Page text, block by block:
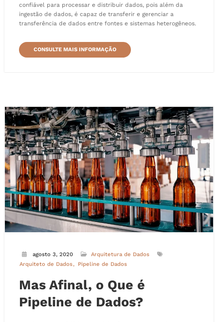
confiável para processar e distribuir dados, pois além da
ingestão de dados, é capaz de transferir e gerenciar a
transferência de dados entre fontes e sistemas heterogêneos.
CONSULTE MAIS INFORMAÇÃO
agosto 3, 2020
Arquitetura de Dados
Arquiteto de Dados
Pipeline de Dados
Mas Afinal, o Que é
Pipeline de Dados?